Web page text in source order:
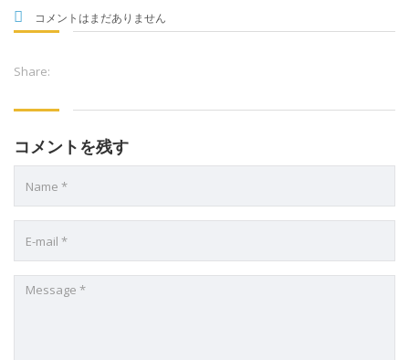
コメントはまだありません
Share:
コメントを残す